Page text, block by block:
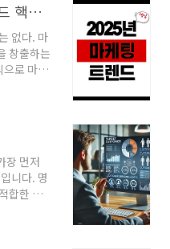
디지털 마케팅 2025년 트렌드 핵심 5가지
없다. 마
창출하는
으로 마케
팅 트렌
운영하
케팅 트
커머스
요성트렌
지털 마
케팅의
장 먼저
니다. 명
합한 마
적화할
는 방법